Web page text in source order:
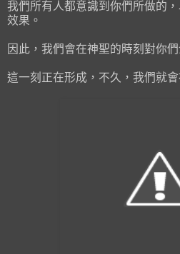
我們所有人都意識到你們所做的
效果。
因此，我們會在神聖的時刻對你
這一刻正在形成，不久，我們就